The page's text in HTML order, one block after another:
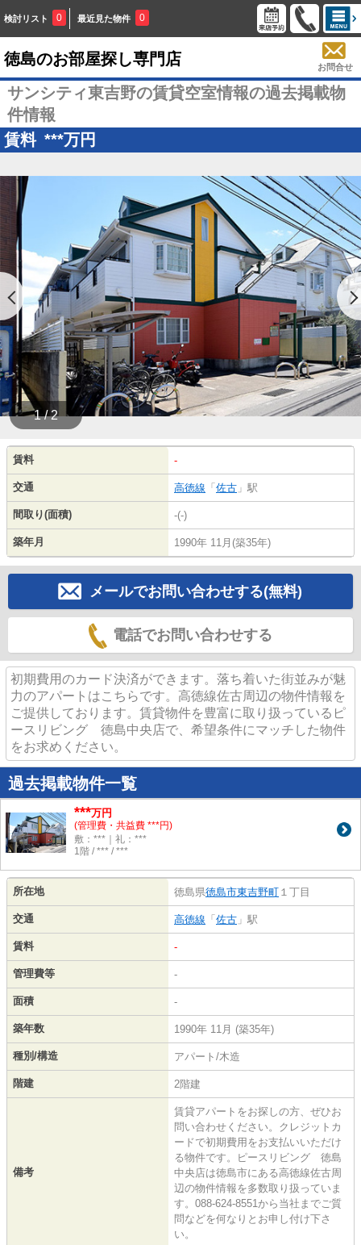
検討リスト 0 最近見た物件 0
徳島のお部屋探し専門店 お問合せ
サンシティ東吉野の賃貸空室情報の過去掲載物
件情報
賃料 ***万円
1 / 2
賃料 -
交通 高徳線 「 佐古 」駅
間取り(面積) -(-)
築年月 1990年 11月(築35年)
メールでお問い合わせする(無料)
電話でお問い合わせする
初期費用のカード決済ができます。落ち着いた街並みが魅
力のアパートはこちらです。高徳線佐古周辺の物件情報を
ご提供しております。賃貸物件を豊富に取り扱っているピ
ースリビング 徳島中央店で、希望条件にマッチした物件
をお求めください。
過去掲載物件一覧
***万円
(管理費・共益費 ***円)
敷：***｜礼：***
1階 / *** / ***
所在地 徳島県徳島市東吉野町 １丁目
交通 高徳線 「 佐古 」駅
賃料 -
管理費等 -
面積 -
築年数 1990年 11月 (築35年)
種別/構造 アパート/木造
階建 2階建
備考
賃貸アパートをお探しの方、ぜひお
問い合わせください。クレジットカ
ードで初期費用をお支払いいただけ
る物件です。ピースリビング 徳島
中央店は徳島市にある高徳線佐古周
辺の物件情報を多数取り扱っていま
す。088-624-8551から当社までご質
問などを何なりとお申し付け下さ
い。